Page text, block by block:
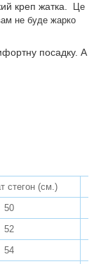
креп жатка.
Це
не буде жарко
посадку. А
стегон (см.)
50
52
54